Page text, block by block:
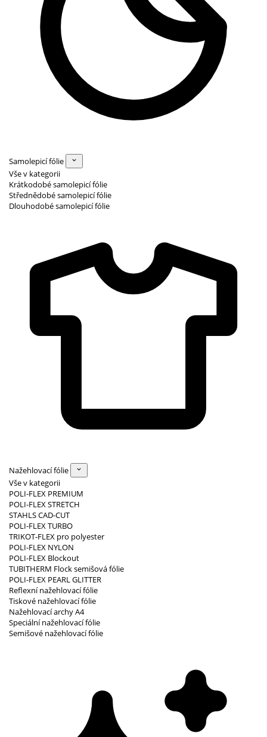
Samolepicí fólie
Vše v kategorii
Krátkodobé samolepicí fólie
Střednědobé samolepicí fólie
Dlouhodobé samolepicí fólie
Nažehlovací fólie
Vše v kategorii
POLI-FLEX PREMIUM
POLI-FLEX STRETCH
STAHLS CAD-CUT
POLI-FLEX TURBO
TRIKOT-FLEX pro polyester
POLI-FLEX NYLON
POLI-FLEX Blockout
TUBITHERM Flock semišová fólie
POLI-FLEX PEARL GLITTER
Reflexní nažehlovací fólie
Tiskové nažehlovací fólie
Nažehlovací archy A4
Speciální nažehlovací fólie
Semišové nažehlovací fólie